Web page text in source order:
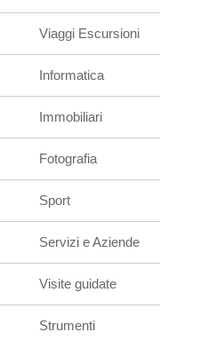
Viaggi Escursioni
Informatica
Immobiliari
Fotografia
Sport
Servizi e Aziende
Visite guidate
Strumenti